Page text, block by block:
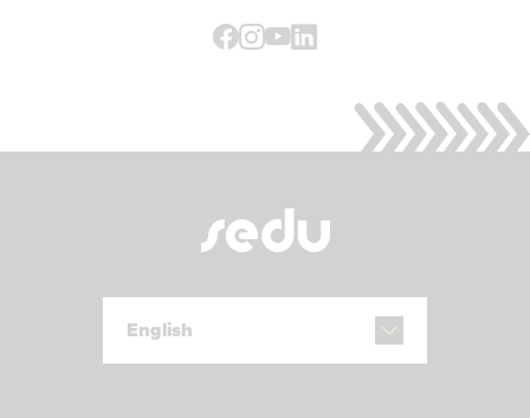
Facebook
Instagram
Youtube
LinkedIn
English